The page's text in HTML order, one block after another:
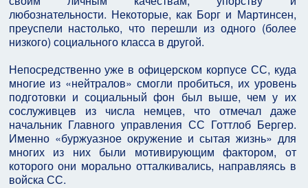
любознательности. Некоторые, как Борг и Мартинсен,
преуспели настолько, что перешли из одного (более
низкого) социального класса в другой.
Непосредственно уже в офицерском корпусе СС, куда
многие из «нейтралов» смогли пробиться, их уровень
подготовки и социальный фон был выше, чем у их
сослуживцев из числа немцев, что отмечал даже
начальник Главного управления СС Готтлоб Бергер.
Именно «буржуазное окружение и сытая жизнь» для
многих из них были мотивирующим фактором, от
которого они морально отталкивались, направляясь в
войска СС.